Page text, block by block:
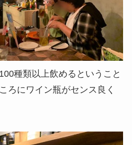
種類以上飲めるということ
ろにワイン瓶がセンス良く